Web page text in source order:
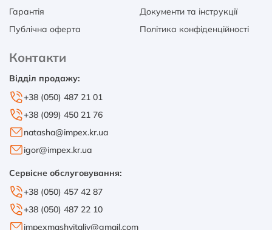
Гарантія
Документи та інструкції
Публічна оферта
Політика конфіденційності
Контакти
Відділ продажу:
+38 (050) 487 21 01
+38 (099) 450 21 76
natasha@impex.kr.ua
igor@impex.kr.ua
Сервісне обслуговування:
+38 (050) 457 42 87
+38 (050) 487 22 10
impexmashvitaliy@gmail.com